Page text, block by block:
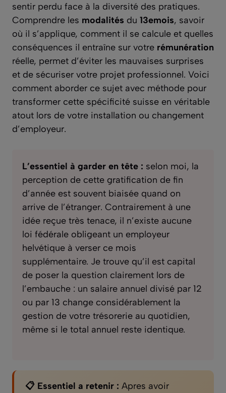
sentir perdu face à la diversité des pratiques.
Comprendre les modalités du 13emois, savoir
où il s’applique, comment il se calcule et quelles
conséquences il entraîne sur votre rémunération
réelle, permet d’éviter les mauvaises surprises
et de sécuriser votre projet professionnel. Voici
comment aborder ce sujet avec méthode pour
transformer cette spécificité suisse en véritable
atout lors de votre installation ou changement
d’employeur.
L’essentiel à garder en tête : selon moi, la
perception de cette gratification de fin
d’année est souvent biaisée quand on
arrive de l’étranger. Contrairement à une
idée reçue très tenace, il n’existe aucune
loi fédérale obligeant un employeur
helvétique à verser ce mois
supplémentaire. Je trouve qu’il est capital
de poser la question clairement lors de
l’embauche : un salaire annuel divisé par 12
ou par 13 change considérablement la
gestion de votre trésorerie au quotidien,
même si le total annuel reste identique.
📋 Essentiel a retenir : Apres avoir